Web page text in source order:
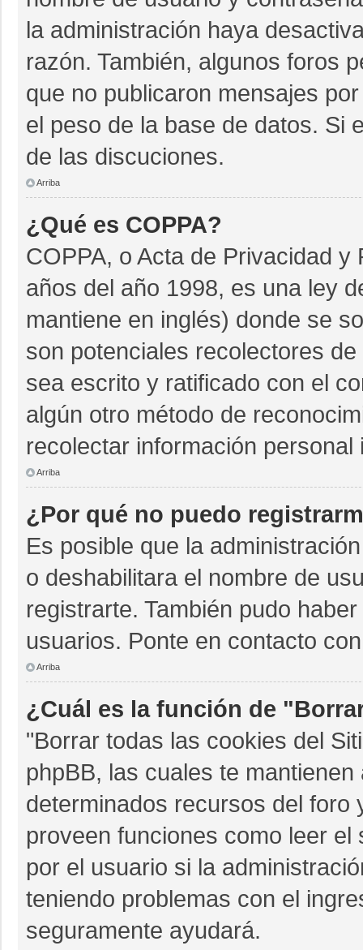
la administración haya
razón. También, algunos foros
que no publicaron mensajes
el peso de la base de datos. Si
de las discuciones.
Arriba
¿Qué es COPPA?
COPPA, o Acta de Privacidad
años del año 1998, es una ley
mantiene en inglés) donde se
son potenciales recolectores
sea escrito y ratificado con el
algún otro método de
recolectar información
Arriba
¿Por qué no puedo
Es posible que la
o deshabilitara el nombre de
registrarte. También pudo
usuarios. Ponte en contacto
Arriba
¿Cuál es la función de
"Borrar todas las cookies del
phpBB, las cuales te
determinados recursos del foro
proveen funciones como leer
por el usuario si la
teniendo problemas con el
seguramente ayudará.